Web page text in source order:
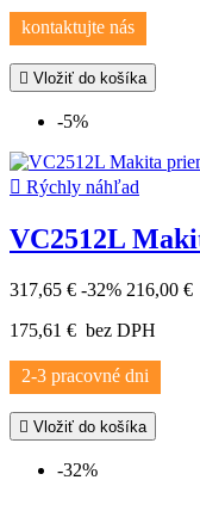
kontaktujte nás
 Vložiť do košíka
-5%
 Rýchly náhľad
VC2512L
317,65 € -32% 216,00 €
175,61 € bez DPH
2-3 pracovné dni
 Vložiť do košíka
-32%